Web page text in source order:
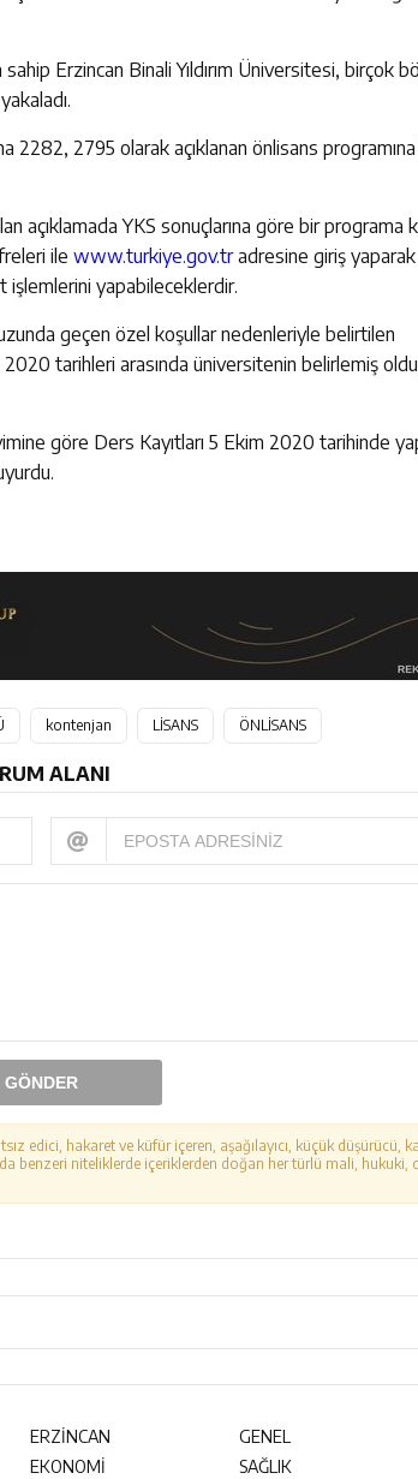
Erzincan Binali Yıldırım Üniversitesi, birçok
2282, 2795 olarak açıklanan önlisans
açıklamada YKS sonuçlarına göre bir programa
ile www.turkiye.gov.tradresine giriş
işlemlerini yapabileceklerdir.
geçen özel koşullar nedenleriyle belirtilen
tarihleri arasında üniversitenin belirlemiş
göre Ders Kayıtları 5 Ekim 2020 tarihinde
kontenjan LİSANS ÖNLİSANS
ALANI
GÖNDER
edici, hakaret ve küfür içeren, aşağılayıcı, küçük düşürücü,
benzeri niteliklerde içeriklerden doğan her türlü mali, hukuki,
ERZİNCAN
GENEL
EKONOMİ
SAĞLIK